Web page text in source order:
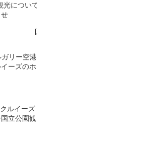
光について-
リー空港
ーズのホテ
ルイーズ
立公園観